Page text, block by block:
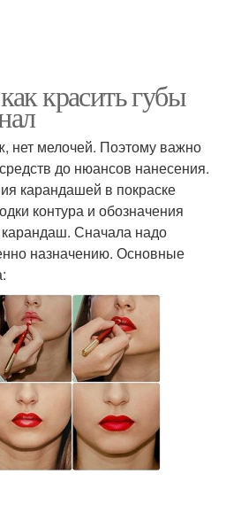
красить губы
нет мелочей. Поэтому важно
до нюансов нанесения.
карандашей в покраске
контура и обозначения
карандаш. Сначала надо
назначению. Основные